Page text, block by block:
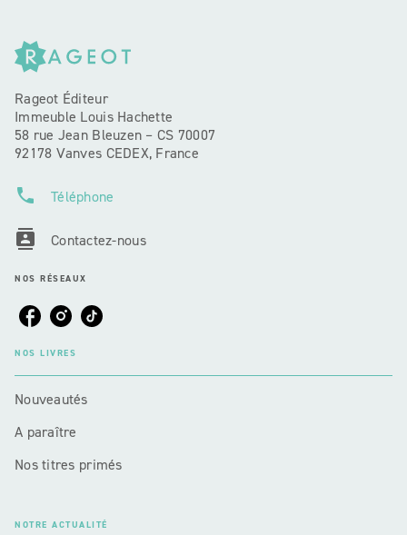
Rageot Éditeur
Immeuble Louis Hachette
58 rue Jean Bleuzen – CS 70007
92178 Vanves CEDEX, France
phone Téléphone
contacts Contactez-nous
NOS RÉSEAUX
NOS LIVRES
Nouveautés
A paraître
Nos titres primés
NOTRE ACTUALITÉ